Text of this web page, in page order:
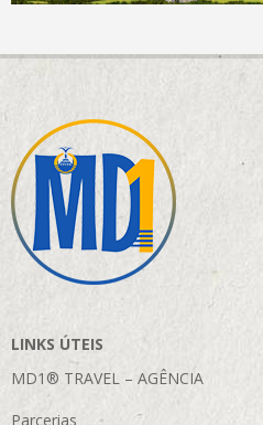
LINKS ÚTEIS
MD1® TRAVEL – AGÊNCIA
Parcerias